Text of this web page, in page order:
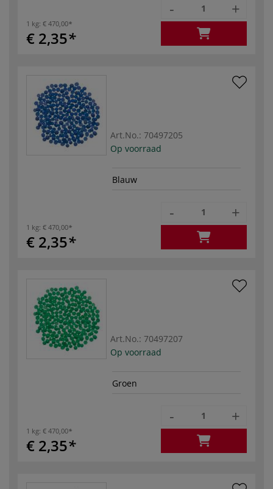
1 kg: € 470,00
€ 2,35
- +
Art.No.: 70497205
Op voorraad
Blauw
1 kg: € 470,00
€ 2,35
- +
Art.No.: 70497207
Op voorraad
Groen
1 kg: € 470,00
€ 2,35
- +